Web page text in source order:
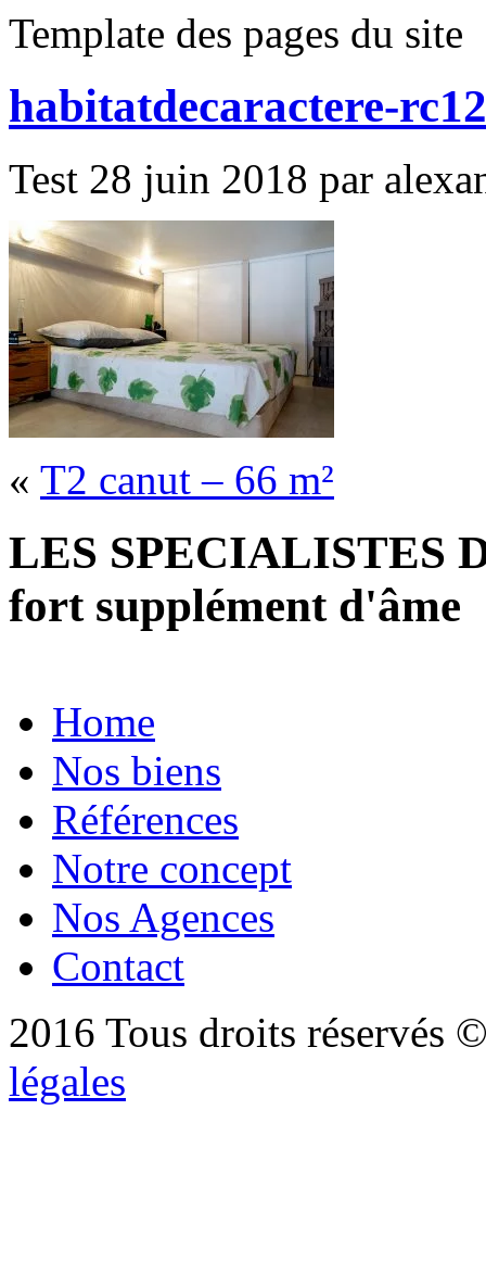
Template des pages du site
habitatdecaractere-
Test 28 juin 2018 par
« T2 canut – 66 m²
LES SPECIALISTES
fort supplément d'âme
Home
Nos biens
Références
Notre concept
Nos Agences
Contact
2016 Tous droits réservés
légales